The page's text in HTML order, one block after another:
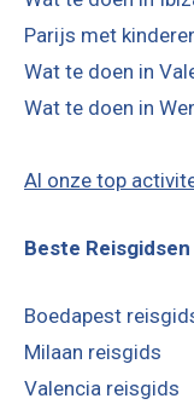
Parijs met
Wat te doen in
Wat te doen in
Al onze top
Beste Reisgidsen
Boedapest
Milaan reisgids
Valencia reisgids